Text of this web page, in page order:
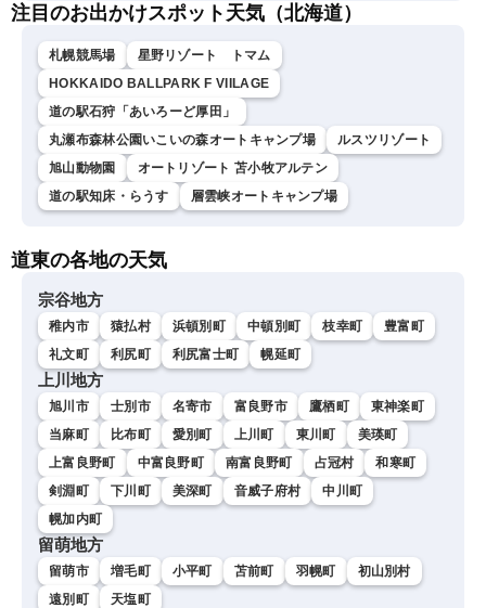
注目のお出かけスポット天気（北海道）
札幌競馬場
星野リゾート トマム
HOKKAIDO BALLPARK F VIILAGE
道の駅石狩「あいろーど厚田」
丸瀬布森林公園いこいの森オートキャンプ場
ルスツリゾート
旭山動物園
オートリゾート 苫小牧アルテン
道の駅知床・らうす
層雲峡オートキャンプ場
道東の各地の天気
宗谷地方
稚内市 猿払村 浜頓別町 中頓別町 枝幸町
豊富町
礼文町
利尻町 利尻富士町 幌延町
上川地方
旭川市 士別市 名寄市 富良野市 鷹栖町
東神楽町
当麻町
比布町 愛別町 上川町 東川町
美瑛町
上富良野町
中富良野町 南富良野町 占冠村
和寒町
剣淵町
下川町 美深町 音威子府村
中川町
幌加内町
留萌地方
留萌市 増毛町 小平町 苫前町 羽幌町
初山別村
遠別町
天塩町